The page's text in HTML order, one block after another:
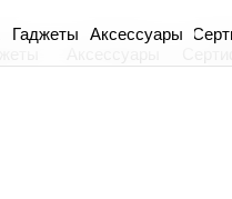
Аксессуары
Гаджеты